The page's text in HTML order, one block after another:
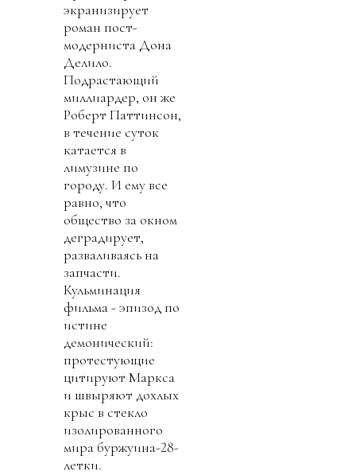
экранизирует
роман пост-
модерниста Дона
Делило.
Подрастающий
миллиардер, он же
Роберт Паттинсон,
в течение суток
катается в
лимузине по
городу. И ему все
равно, что
общество за окном
деградирует,
разваливаясь на
запчасти.
Кульминация
фильма - эпизод по
истине
демонический:
протестующие
цитируют Маркса
и швыряют дохлых
крыс в стекло
изолированного
мира буржуина-28-
летки.